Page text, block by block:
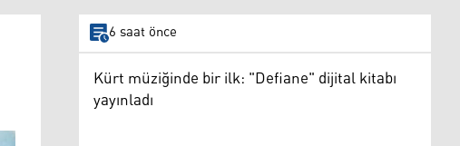
6 saat önce
Kürt müziğinde bir ilk: "Defiane" dijital kitabı
yayınladı